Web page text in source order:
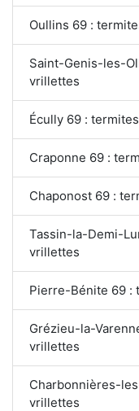
Oullins 69 :
Saint-Genis-les-
vrillettes
Écully 69 :
Craponne 69 :
Chaponost 69 :
Tassin-la-Demi-
vrillettes
Pierre-Bénite 69 :
Grézieu-la-
vrillettes
Charbonnières-
vrillettes